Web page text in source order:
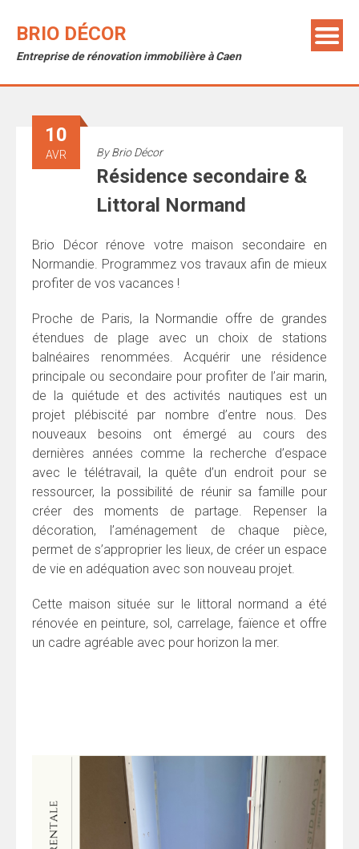
BRIO DÉCOR
Entreprise de rénovation immobilière à Caen
10
AVR ByBrio Décor
Résidence secondaire &
Littoral Normand
Brio Décor rénove votre maison secondaire en
Normandie. Programmez vos travaux afin de mieux
profiter de vos vacances !
Proche de Paris, la Normandie offre de grandes
étendues de plage avec un choix de stations
balnéaires renommées. Acquérir une résidence
principale ou secondaire pour profiter de l’air marin,
de la quiétude et des activités nautiques est un
projet plébiscité par nombre d’entre nous. Des
nouveaux besoins ont émergé au cours des
dernières années comme la recherche d’espace
avec le télétravail, la quête d’un endroit pour se
ressourcer, la possibilité de réunir sa famille pour
créer des moments de partage. Repenser la
décoration, l’aménagement de chaque pièce,
permet de s’approprier les lieux, de créer un espace
de vie en adéquation avec son nouveau projet.
Cette maison située sur le littoral normand a été
rénovée en peinture, sol, carrelage, faïence et offre
un cadre agréable avec pour horizon la mer.